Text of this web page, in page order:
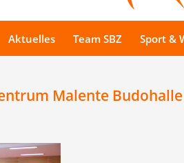
Aktuelles Team SBZ Sport &
Malente Budohalle